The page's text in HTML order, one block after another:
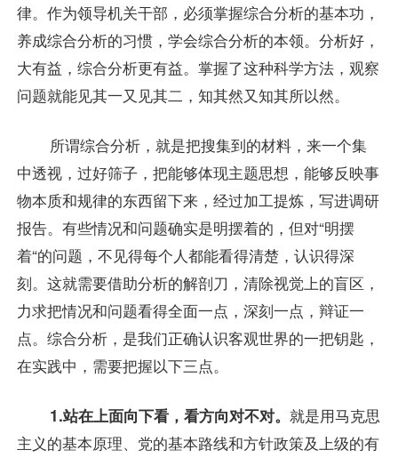
律。作为领导机关干部，必须掌握综合分析的基本功，
养成综合分析的习惯，学会综合分析的本领。分析好，
大有益，综合分析更有益。掌握了这种科学方法，观察
问题就能见其一又见其二，知其然又知其所以然。
所谓综合分析，就是把搜集到的材料，来一个集
中透视，过好筛子，把能够体现主题思想，能够反映事
物本质和规律的东西留下来，经过加工提炼，写进调研
报告。有些情况和问题确实是明摆着的，但对“明摆
着“的问题，不见得每个人都能看得清楚，认识得深
刻。这就需要借助分析的解剖刀，清除视觉上的盲区，
力求把情况和问题看得全面一点，深刻一点，辩证一
点。综合分析，是我们正确认识客观世界的一把钥匙，
在实践中，需要把握以下三点。
1.站在上面向下看，看方向对不对。 就是用马克思
主义的基本原理、党的基本路线和方针政策及上级的有